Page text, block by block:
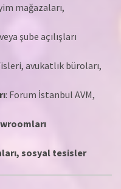
mağazaları,
şube açılışları
avukatlık büroları,
: Forum İstanbul AVM,
sosyal tesisler